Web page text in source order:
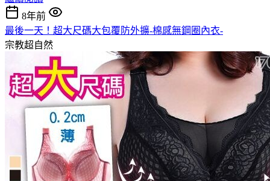
8年前
最後一天！超大尺碼大包覆防外擴-棉感無鋼圈內衣-
宗教超自然